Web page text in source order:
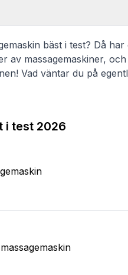
bäst i test? Då
av massagemaskiner,
Vad väntar du på
i test 2026